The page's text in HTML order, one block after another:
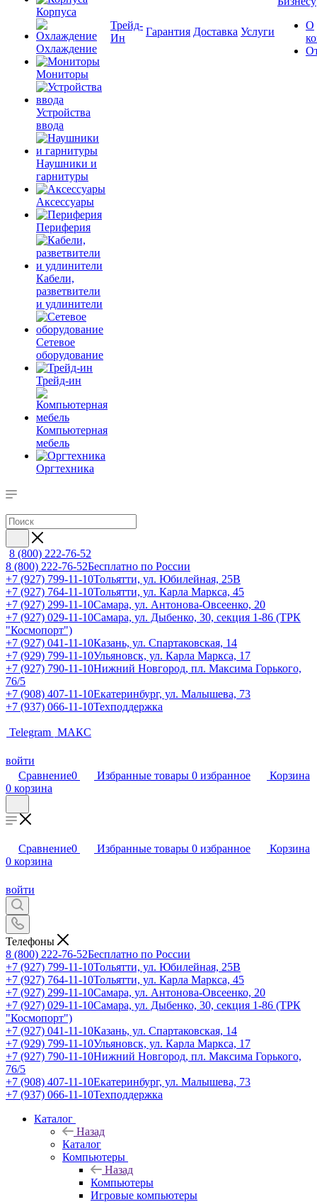
Корпуса
Охлаждение
Мониторы
Устройства
ввода
Наушники и
гарнитуры
Аксессуары
Периферия
Кабели,
разветвители
и удлинители
Сетевое
оборудование
Трейд-ин
Компьютерная
мебель
Оргтехника
Трейд-
Ин
Гарантия Доставка Услуги
О
8 (800) 222-76-52
8 (800) 222-76-52Бесплатно по России
+7 (927) 799-11-10Тольятти, ул. Юбилейная, 25В
+7 (927) 764-11-10Тольятти, ул. Карла Маркса, 45
+7 (927) 299-11-10Самара, ул. Антонова-Овсеенко, 20
+7 (927) 029-11-10Самара, ул. Дыбенко, 30, секция 1-86 (ТРК
"Космопорт")
+7 (927) 041-11-10Казань, ул. Спартаковская, 14
+7 (929) 799-11-10Ульяновск, ул. Карла Маркса, 17
+7 (927) 790-11-10Нижний Новгород, пл. Максима Горького,
76/5
+7 (908) 407-11-10Екатеринбург, ул. Малышева, 73
+7 (937) 066-11-10Техподдержка
Telegram МАКС
войти
Сравнение0 Избранные товары 0 избранное
Корзина
0 корзина
Сравнение0 Избранные товары 0 избранное
Корзина
0 корзина
войти
Телефоны
8 (800) 222-76-52Бесплатно по России
+7 (927) 799-11-10Тольятти, ул. Юбилейная, 25В
+7 (927) 764-11-10Тольятти, ул. Карла Маркса, 45
+7 (927) 299-11-10Самара, ул. Антонова-Овсеенко, 20
+7 (927) 029-11-10Самара, ул. Дыбенко, 30, секция 1-86 (ТРК
"Космопорт")
+7 (927) 041-11-10Казань, ул. Спартаковская, 14
+7 (929) 799-11-10Ульяновск, ул. Карла Маркса, 17
+7 (927) 790-11-10Нижний Новгород, пл. Максима Горького,
76/5
+7 (908) 407-11-10Екатеринбург, ул. Малышева, 73
+7 (937) 066-11-10Техподдержка
Каталог
Назад
Каталог
Компьютеры
Назад
Компьютеры
Игровые компьютеры